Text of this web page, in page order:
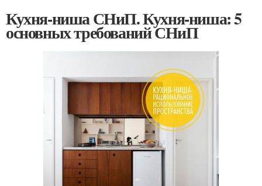
Кухня-ниша СНиП. Кухня-ниша: 5
основных требований СНиП